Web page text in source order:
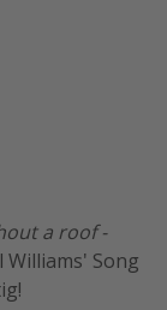
a roof -
Song